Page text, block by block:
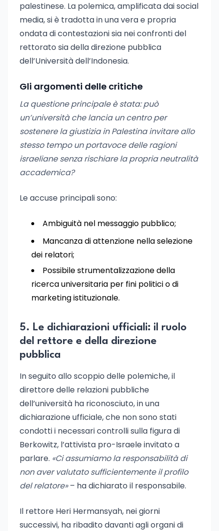
palestinese. La polemica, amplificata dai social
media, si è tradotta in una vera e propria
ondata di contestazioni sia nei confronti del
rettorato sia della direzione pubblica
dell’Università dell’Indonesia.
Gli argomenti delle critiche
La questione principale è stata: può
un’università che lancia un centro per
sostenere la giustizia in Palestina invitare allo
stesso tempo un portavoce delle ragioni
israeliane senza rischiare la propria neutralità
accademica?
Le accuse principali sono:
Ambiguità nel messaggio pubblico;
Mancanza di attenzione nella selezione
dei relatori;
Possibile strumentalizzazione della
ricerca universitaria per fini politici o di
marketing istituzionale.
5. Le dichiarazioni ufficiali: il ruolo
del rettore e della direzione
pubblica
In seguito allo scoppio delle polemiche, il
direttore delle relazioni pubbliche
dell’università ha riconosciuto, in una
dichiarazione ufficiale, che non sono stati
condotti i necessari controlli sulla figura di
Berkowitz, l’attivista pro-Israele invitato a
parlare. «Ci assumiamo la responsabilità di
non aver valutato sufficientemente il profilo
del relatore»– ha dichiarato il responsabile.
Il rettore Heri Hermansyah, nei giorni
successivi, ha ribadito davanti agli organi di